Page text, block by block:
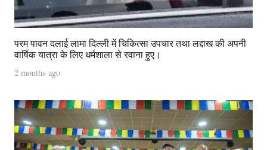
परम पावन दलाई लामा दिल्ली में चिकित्सा उपचार तथा लद्दाख की अपनी
वार्षिक यात्रा के लिए धर्मशाला से रवाना हुए।
2 months ago